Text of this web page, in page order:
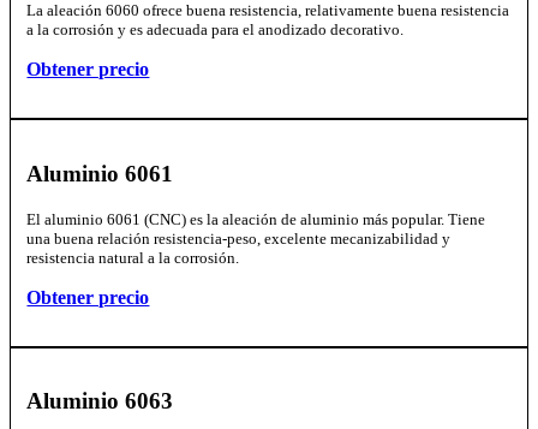
La aleación 6060 ofrece buena resistencia, relativamente buena resistencia
a la corrosión y es adecuada para el anodizado decorativo.
Obtener precio
Aluminio 6061
El aluminio 6061 (CNC) es la aleación de aluminio más popular. Tiene
una buena relación resistencia-peso, excelente mecanizabilidad y
resistencia natural a la corrosión.
Obtener precio
Aluminio 6063